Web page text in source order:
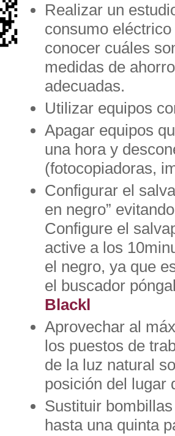
Realizar un
consumo
conocer cuáles
medidas de
adecuadas.
Utilizar equipos
Apagar equipos
una hora y
(fotocopiadoras,
Configurar el
en negro”
Configure el
active a los
el negro, ya que
el buscador
Blackl
Aprovechar al
los puestos de
de la luz natural
posición del lugar
Sustituir
hasta una quinta